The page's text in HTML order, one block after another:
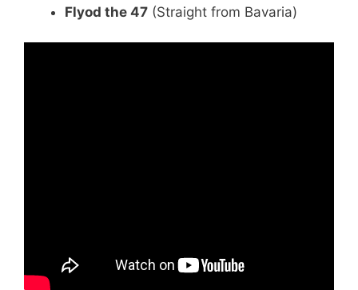
Flyod the 47 (Straight from Bavaria)